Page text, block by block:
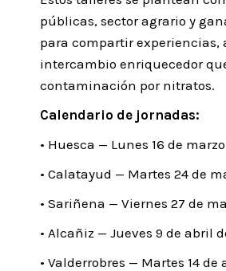
públicas, sector agrario y
para compartir experiencias,
intercambio enriquecedor
contaminación por nitratos.
Calendario de jornadas:
• Huesca — Lunes 16 de
• Calatayud — Martes 24 de
• Sariñena — Viernes 27 de
• Alcañiz — Jueves 9 de abril
• Valderrobres — Martes 14 de